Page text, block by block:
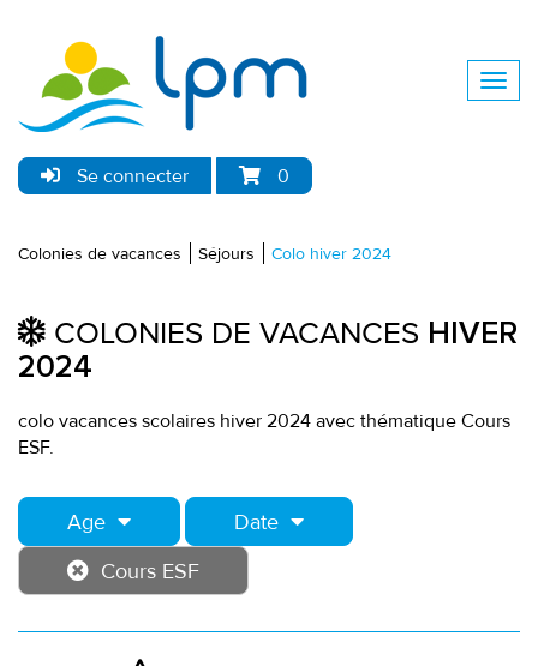
Se connecter 0
Colonies de vacances Séjours Colo hiver 2024
COLONIES DE VACANCES HIVER
2024
colo vacances scolaires hiver 2024 avec thématique Cours
ESF.
Age
Date
Cours ESF